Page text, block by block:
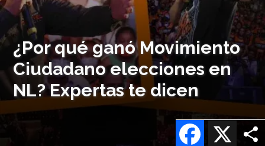
¿Por qué ganó Movimiento
Ciudadano elecciones en
NL? Expertas te dicen
X
Facebook